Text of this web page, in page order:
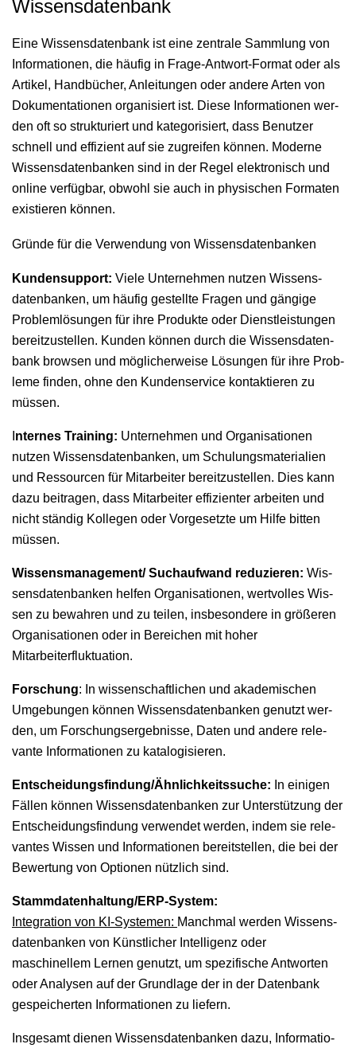
Wissensdatenbank
Eine Wis­sens­daten­bank ist eine zen­trale Samm­lung von
Infor­ma­tio­nen, die häu­fig in Frage-Antwort-For­mat oder als
Artikel, Hand­büch­er, Anleitun­gen oder andere Arten von
Doku­men­ta­tio­nen organ­isiert ist. Diese Infor­ma­tio­nen wer­
den oft so struk­turi­ert und kat­e­gorisiert, dass Benutzer
schnell und effizient auf sie zugreifen kön­nen. Mod­erne
Wis­sens­daten­banken sind in der Regel elek­tro­n­isch und
online ver­füg­bar, obwohl sie auch in physis­chen For­mat­en
existieren können.
Gründe für die Verwendung von Wissensdatenbanken
Kun­den­sup­port: Viele Unternehmen nutzen Wis­sens­
daten­banken, um häu­fig gestellte Fra­gen und gängige
Prob­lem­lö­sun­gen für ihre Pro­duk­te oder Dien­stleis­tun­gen
bere­itzustellen. Kun­den kön­nen durch die Wis­sens­daten­
bank browsen und möglicher­weise Lösun­gen für ihre Prob­
leme find­en, ohne den Kun­denser­vice kon­tak­tieren zu
müssen.
nternes Train­ing: Unternehmen und Organ­i­sa­tio­nen
nutzen Wis­sens­daten­banken, um Schu­lungs­ma­te­ri­alien
und Ressourcen für Mitar­beit­er bere­itzustellen. Dies kann
dazu beitra­gen, dass Mitar­beit­er effizien­ter arbeit­en und
nicht ständig Kol­le­gen oder Vorge­set­zte um Hil­fe bit­ten
müssen.
Wissensmanagement/ Suchaufwand reduzieren: Wis­
sens­daten­banken helfen Organ­i­sa­tio­nen, wertvolles Wis­
sen zu bewahren und zu teilen, ins­beson­dere in größeren
Organ­i­sa­tio­nen oder in Bere­ichen mit hoher
Mitarbeiterfluktuation.
Forschung: In wis­senschaftlichen und akademis­chen
Umge­bun­gen kön­nen Wis­sens­daten­banken genutzt wer­
den, um Forschungsergeb­nisse, Dat­en und andere rel­e­
vante Infor­ma­tio­nen zu katalogisieren.
Entscheidungsfindung/Ähnlichkeitssuche: In eini­gen
Fällen kön­nen Wis­sens­daten­banken zur Unter­stützung der
Entschei­dungs­find­ung ver­wen­det wer­den, indem sie rel­e­
vantes Wis­sen und Infor­ma­tio­nen bere­it­stellen, die bei der
Bew­er­tung von Optio­nen nüt­zlich sind.
Stam­m­daten­hal­tung/ERP-Sys­tem:
Inte­gra­tion von KI-Sys­te­men: Manch­mal wer­den Wis­sens­
daten­banken von Kün­stlich­er Intel­li­genz oder
maschinellem Ler­nen genutzt, um spez­i­fis­che Antworten
oder Analy­sen auf der Grund­lage der in der Daten­bank
gespe­icherten Infor­ma­tio­nen zu liefern.
Ins­ge­samt dienen Wis­sens­daten­banken dazu, Infor­ma­tio­